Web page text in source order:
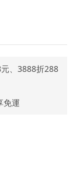
、3888折288
免運